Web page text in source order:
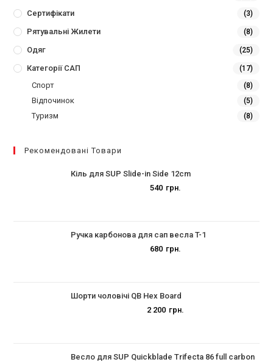
Сертифікати (3)
Рятувальні Жилети (8)
Одяг (25)
Категорії САП (17)
Спорт (8)
Відпочинок (5)
Туризм (8)
Рекомендовані Товари
Кіль для SUP Slide-in Side 12cm
грн.
540
Ручка карбонова для сап весла T-1
грн.
680
Шорти чоловічі QB Hex Board
грн.
2 200
Весло для SUP Quickblade Trifecta 86 full carbon